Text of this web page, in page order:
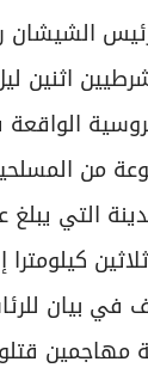
الشيشان
اثنين ليل
الواقعة
من
كيلومترا
في بيان
مهاجمين